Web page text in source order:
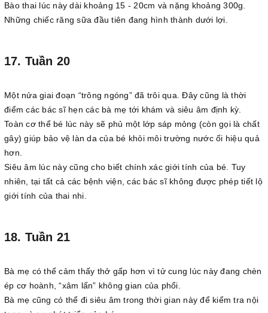
Bào thai lúc này dài khoảng 15 - 20cm và nặng khoảng 300g.
Những chiếc răng sữa đầu tiên đang hình thành dưới lợi.
17. Tuần 20
Một nửa giai đoạn “trông ngóng” đã trôi qua. Đây cũng là thời
điểm các bác sĩ hẹn các bà mẹ tới khám và siêu âm định kỳ.
Toàn cơ thể bé lúc này sẽ phủ một lớp sáp mỏng (còn gọi là chất
gây) giúp bảo vệ làn da của bé khỏi môi trường nước ối hiệu quả
hơn.
Siêu âm lúc này cũng cho biết chính xác giới tính của bé. Tuy
nhiên, tại tất cả các bệnh viện, các bác sĩ không được phép tiết lộ
giới tính của thai nhi.
18. Tuần 21
Bà mẹ có thể cảm thấy thở gấp hơn vì tử cung lúc này đang chèn
ép cơ hoành, “xâm lấn” không gian của phổi.
Bà mẹ cũng có thể đi siêu âm trong thời gian này để kiểm tra nội